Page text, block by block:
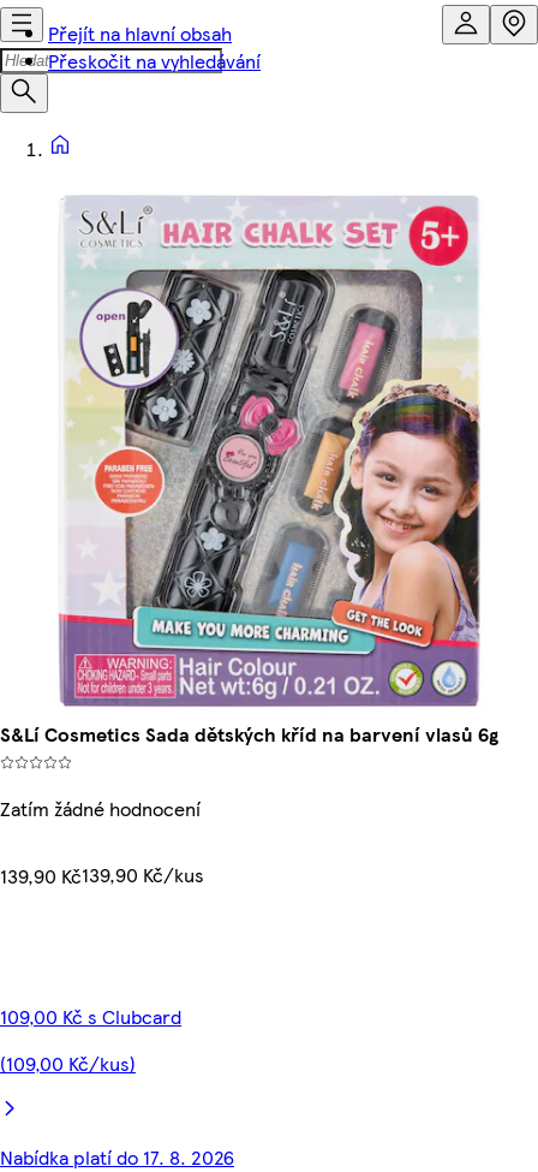
Přejít na hlavní obsah
Přeskočit na vyhledávání
S&Lí Cosmetics Sada dětských kříd na barvení vlasů 6g
Zatím žádné hodnocení
139,90 Kč139,90 Kč/kus
109,00 Kč s Clubcard
(109,00 Kč/kus)
Nabídka platí do 17. 8. 2026